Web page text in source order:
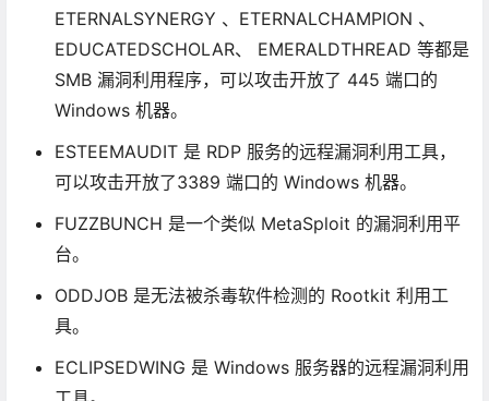
ETERNALSYNERGY 、ETERNALCHAMPION 、
EDUCATEDSCHOLAR、 EMERALDTHREAD 等都是
SMB 漏洞利用程序，可以攻击开放了 445 端口的
Windows 机器。
ESTEEMAUDIT 是 RDP 服务的远程漏洞利用工具，
可以攻击开放了3389 端口的 Windows 机器。
FUZZBUNCH 是一个类似 MetaSploit 的漏洞利用平
台。
ODDJOB 是无法被杀毒软件检测的 Rootkit 利用工
具。
ECLIPSEDWING 是 Windows 服务器的远程漏洞利用